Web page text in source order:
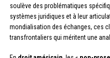
soulève des problématiques
systèmes juridiques et à leur
mondialisation des échanges, ces
transfrontaliers qui méritent une